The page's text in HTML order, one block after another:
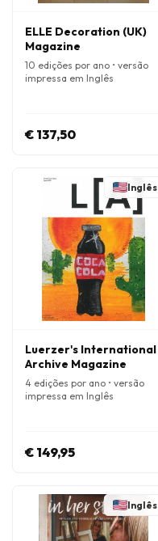
ELLE Decoration (UK)
Magazine
10 edições por ano • versão
impressa em Inglês
€ 137,50
Inglês
Luerzer's International
Archive Magazine
4 edições por ano • versão
impressa em Inglês
€ 149,95
Inglês